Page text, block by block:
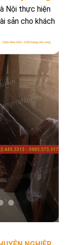
Nội thực hiện
sản cho khách